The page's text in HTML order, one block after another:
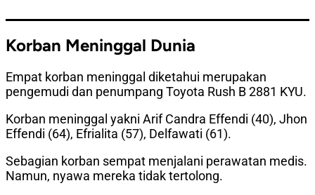
Korban Meninggal Dunia
Empat korban meninggal diketahui merupakan
pengemudi dan penumpang Toyota Rush B 2881 KYU.
Korban meninggal yakni Arif Candra Effendi (40), Jhon
Effendi (64), Efrialita (57), Delfawati (61).
Sebagian korban sempat menjalani perawatan medis.
Namun, nyawa mereka tidak tertolong.